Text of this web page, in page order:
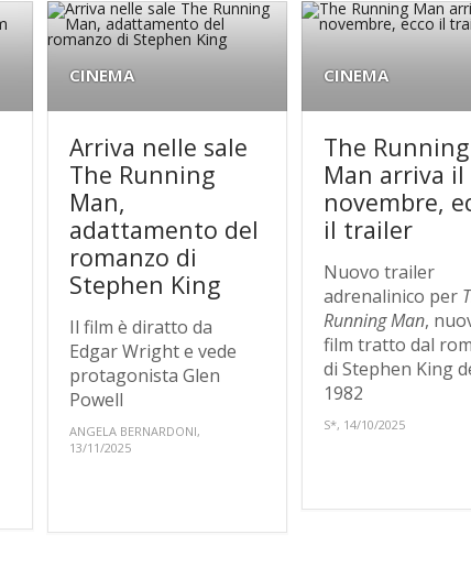
CINEMA
Arriva nelle sale
The Running
Man,
adattamento del
romanzo di
Stephen King
Il film è diratto da
Edgar Wright e vede
protagonista Glen
Powell
ANGELA BERNARDONI,
13/11/2025
CINEMA
The Running
Man arriva il
novembre,
il trailer
Nuovo trailer
adrenalinico per
Running Man,
film tratto dal
di Stephen King
1982
S*, 14/10/2025